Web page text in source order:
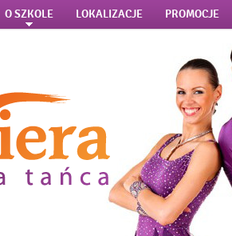
O SZKOLE LOKALIZACJE PROMOCJE